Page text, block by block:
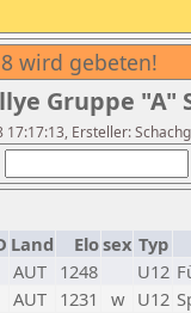
wird gebeten!
Gruppe "A"
Ersteller:
Land Elosex Typ
AUT 1248 U12
AUT 1231 w U12